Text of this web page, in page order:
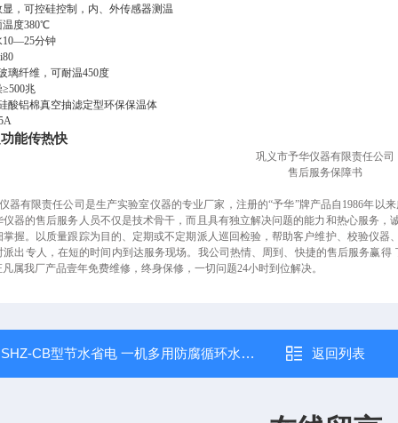
，可控硅控制，内、外传感器测温
度380℃
分钟
纤维，可耐温450度
兆
铝棉真空抽滤定型环保保温体
能传热快
巩义市予华仪器有限责任公司
售后服务保障书
器有限责任公司是生产实验室仪器的专业厂家， 注册的“予华”牌产品自1986年以
器的售后服务人员不仅是技术骨干，而且具有独立解决问题的能力和热心服务
握。以质量跟踪为目的、定期或不定期派人巡回检验，帮助客户维护、校验仪
派出专人，在短的时间内到达服务现场。我公司热情、周到、快捷的售后服务赢
属我厂产品壹年免费维修，终身保修，一切问题24小时到位解决。
SHZ-CB型节水省电 一机多用防腐循环水多用真空泵 返回列表